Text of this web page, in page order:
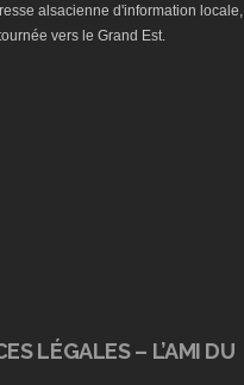
alsacienne d'information locale,
vers le Grand Est.
LÉGALES – L’AMI DU